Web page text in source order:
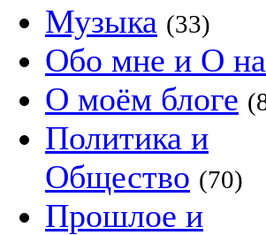
Музыка (33)
Обо мне и О
О моём блоге
Политика и
Общество (70)
Прошлое и